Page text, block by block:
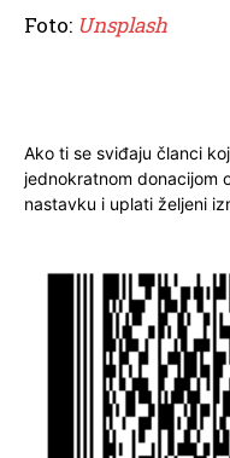
Foto: Unsplash
Ako ti se sviđaju članci
jednokratnom donacijom
nastavku i uplati željeni